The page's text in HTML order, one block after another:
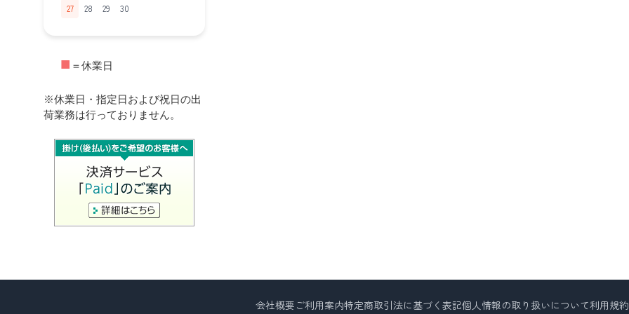
27
28 29 30
■ ＝休業日
※休業日・指定日および祝日の出
荷業務は行っておりません。
会社概要 ご利用案内特定商取引法に基づく表記個人情報の取り扱いについて利用規約